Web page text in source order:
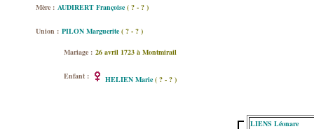
Mère : AUDIRERT Françoise ( ? - ? )
Union : PILON Marguerite ( ? - ? )
Mariage : 26 avril 1723 à Montmirail
Enfant : HELIEN Marie ( ? - ? )
LIENS Léonare